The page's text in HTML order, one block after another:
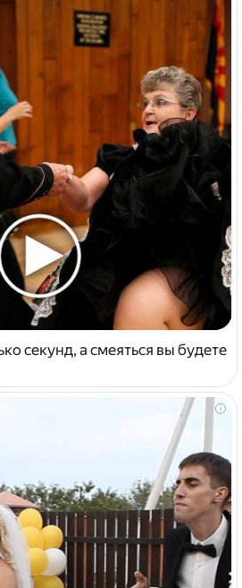
секунд, а смеяться вы будете
i